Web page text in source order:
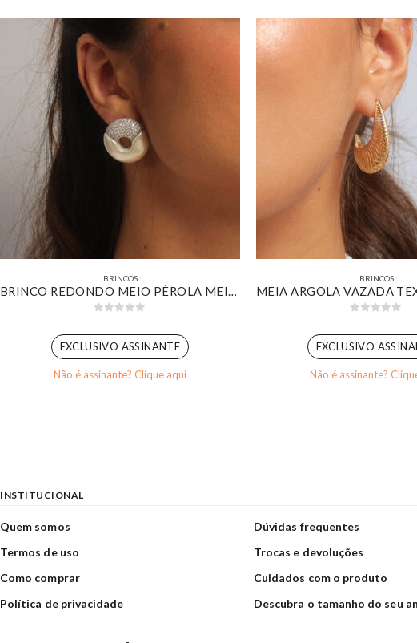
BRINCOS
BRINCO REDONDO MEIO PÉROLA MEIO CRAVEJADO BANHADO EM OURO BRANCO
EXCLUSIVO ASSINANTE
Não é assinante? Clique aqui
BRINCOS
EXCLUSIVO
Não é assinante?
INSTITUCIONAL
Quem somos
Termos de uso
Como comprar
Política de privacidade
Dúvidas frequentes
Trocas e devoluções
Cuidados com o produto
Descubra o tamanho do seu